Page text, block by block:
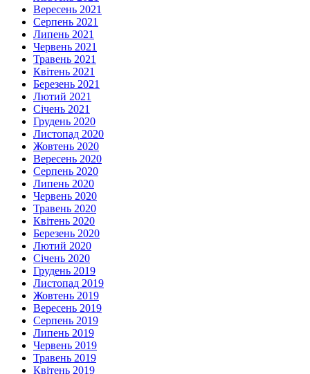
Вересень 2021
Серпень 2021
Липень 2021
Червень 2021
Травень 2021
Квітень 2021
Березень 2021
Лютий 2021
Січень 2021
Грудень 2020
Листопад 2020
Жовтень 2020
Вересень 2020
Серпень 2020
Липень 2020
Червень 2020
Травень 2020
Квітень 2020
Березень 2020
Лютий 2020
Січень 2020
Грудень 2019
Листопад 2019
Жовтень 2019
Вересень 2019
Серпень 2019
Липень 2019
Червень 2019
Травень 2019
Квітень 2019